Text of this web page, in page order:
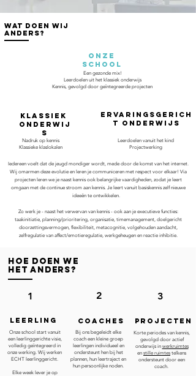
Wat doen wij
anders?
Onze
school
klassiek
Onderwij
s
Ervaringsgerich
t Onderwijs
Een gezonde mix!
Leerdoelen uit het klassiek onderwijs
Kennis, gevolgd door geïntegreerde projecten
Nadruk op kennis
Klassieke klaslokalen
Leerdoelen vanuit het kind
Projectwerking
Iedereen voelt dat de jeugd mondiger wordt, mede door de komst van het internet.
Wij omarmen deze evolutie en leren je communiceren met respect voor elkaar! Via
projecten leren we je naast kennis ook belangrijke vaardigheden, zodat je leert
omgaan met de continue stroom aan kennis. Je leert vanuit basiskennis zelf nieuwe
ideeën te ontwikkelen.
Zo werk je - naast het verwervan van kennis - ook aan je executieve functies:
taakinitiatie, planning/prioritering, organisatie, timemanagement, doelgericht
doorzettingsvermogen, flexibiliteit, metacognitie, volgehouden aandacht,
zelfregulatie van affect/emotieregulatie, werkgeheugen en reactie inhibitie.
Hoe doen we
het anders?
1
Leerling
Onze school start vanuit
een leerlinggerichte visie,
volledig geïntegreerd in
onze werking. Wij werken
ECHT leerlinggericht.
Elke week lever je op
Coaches
Bij ons begeleidt elke
coach een kleine groep
leerlingen individueel en
ondersteunt hen bij het
plannen, hun leertraject en
hun persoonlijke noden.
2
projecten
Korte periodes van kennis,
gevolgd door actief
onderwijs in werkruimtes
en stille ruimtes telkens
ondersteunt door een
coach.
3